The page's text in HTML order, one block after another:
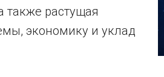
также растущая
экономику и уклад